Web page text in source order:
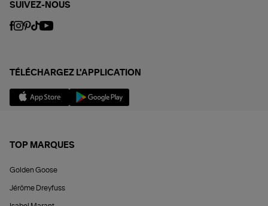
SUIVEZ-NOUS
TÉLÉCHARGEZ L'APPLICATION
TOP MARQUES
Golden Goose
Jérôme Dreyfuss